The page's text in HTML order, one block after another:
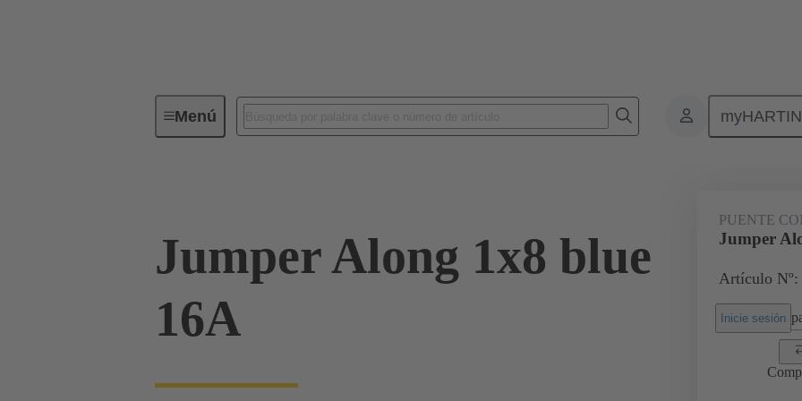
MenúConectores industriales / Han® Accesorios Puentes
Jumper Along 1x8 blue
16A
PUENTE
Jumper
Artículo Nº:
Inicie sesión